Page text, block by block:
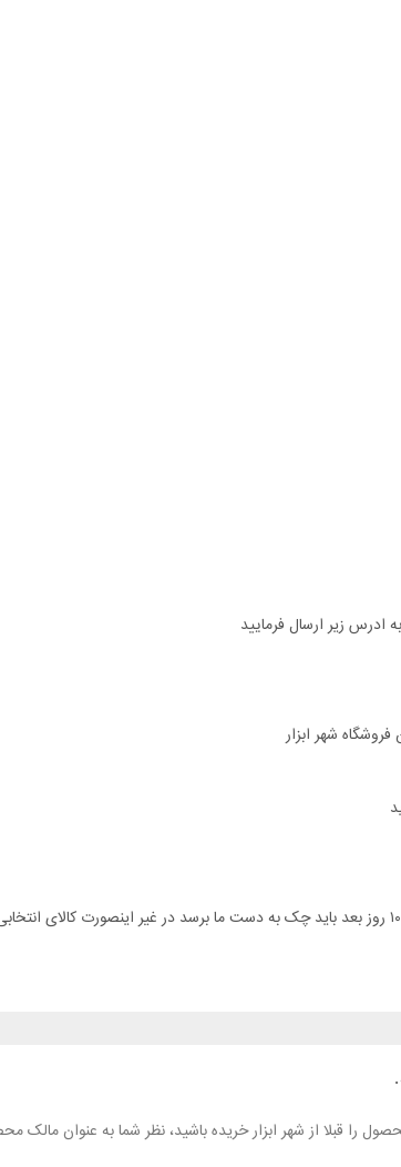
را قبلا از شهر ابزار خریده باشید، نظر شما به عنوان